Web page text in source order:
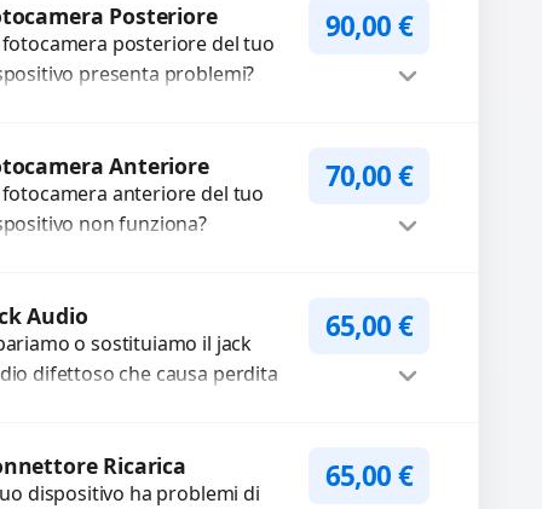
Posteriore
fotocamera posteriore del tuo
presenta problemi?
non funzionante,...
90,00€
Anteriore
fotocamera anteriore del tuo
non funziona?
immagini sfocate, messa a...
70,00€
Audio
o sostituiamo il jack
difettoso che causa perdita
65,00€
Ricarica
dispositivo ha problemi di
65,00€